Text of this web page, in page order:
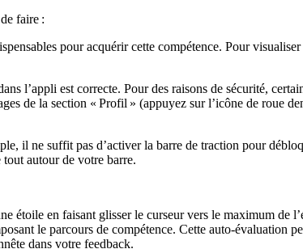
faire :
pour acquérir cette compétence. Pour
l’appli est correcte. Pour des raisons de sécurité,
de la section « Profil » (appuyez sur l’icône de roue
il ne suffit pas d’activer la barre de traction pour
tout autour de votre barre.
étoile en faisant glisser le curseur vers le maximum de
le parcours de compétence. Cette auto-évaluation
dans votre feedback.